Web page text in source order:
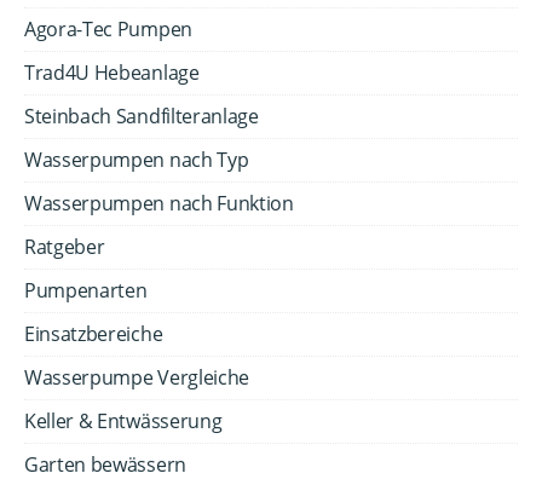
Agora-Tec Pumpen
Trad4U Hebeanlage
Steinbach Sandfilteranlage
Wasserpumpen nach Typ
Wasserpumpen nach Funktion
Ratgeber
Pumpenarten
Einsatzbereiche
Wasserpumpe Vergleiche
Keller & Entwässerung
Garten bewässern